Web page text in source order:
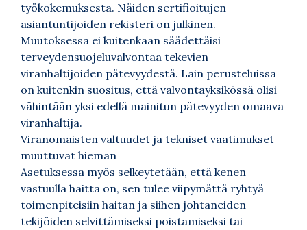
työkokemuksesta. Näiden sertifioitujen
asiantuntijoiden rekisteri on julkinen.
Muutoksessa ei kuitenkaan säädettäisi
terveydensuojeluvalvontaa tekevien
viranhaltijoiden pätevyydestä. Lain perusteluissa
on kuitenkin suositus, että valvontayksikössä olisi
vähintään yksi edellä mainitun pätevyyden omaava
viranhaltija.
Viranomaisten valtuudet ja tekniset vaatimukset
muuttuvat hieman
Asetuksessa myös selkeytetään, että kenen
vastuulla haitta on, sen tulee viipymättä ryhtyä
toimenpiteisiin haitan ja siihen johtaneiden
tekijöiden selvittämiseksi poistamiseksi tai